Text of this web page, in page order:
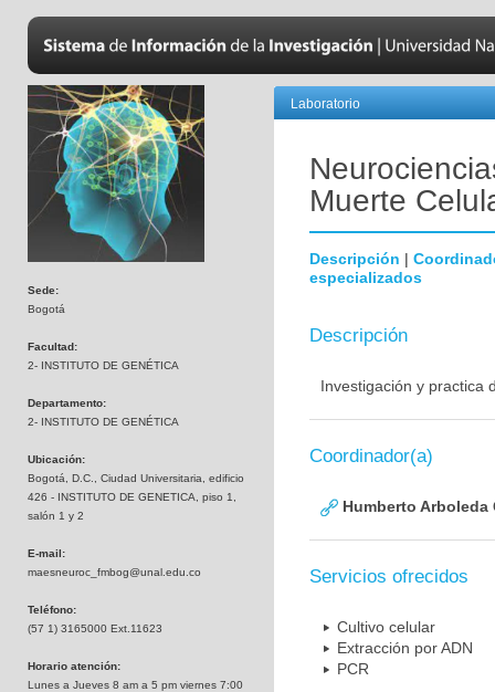
Sede:
Bogotá
Facultad:
2- INSTITUTO DE GENÉTICA
Departamento:
2- INSTITUTO DE GENÉTICA
Ubicación:
Bogotá, D.C., Ciudad Universitaria, edificio
426 - INSTITUTO DE GENETICA, piso 1,
salón 1 y 2
E-mail:
maesneuroc_fmbog@unal.edu.co
Teléfono:
(57 1) 3165000 Ext.11623
Horario atención:
Lunes a Jueves 8 am a 5 pm viernes 7:00
Laboratorio
Muerte
Descripción |
especializados
Descripción
Investigación y practica
Coordinador(a)
Humberto Arboleda
Servicios ofrecidos
Cultivo celular
Extracción por ADN
PCR